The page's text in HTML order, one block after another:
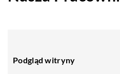
Podgląd witryny